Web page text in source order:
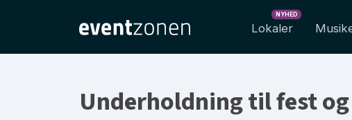
Lokaler
NYHED
Underholdning til fest